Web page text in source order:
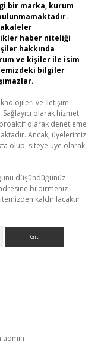
bir marka, kurum
haber niteliği
hakkında
ve kişiler ile isim
bilgiler
ve İletişim
olarak hizmet
olarak denetleme
Ancak, üyelerimiz
olup, siteye üye olarak
düşündüğünüz
bildirmeniz
kaldırılacaktır.
admin